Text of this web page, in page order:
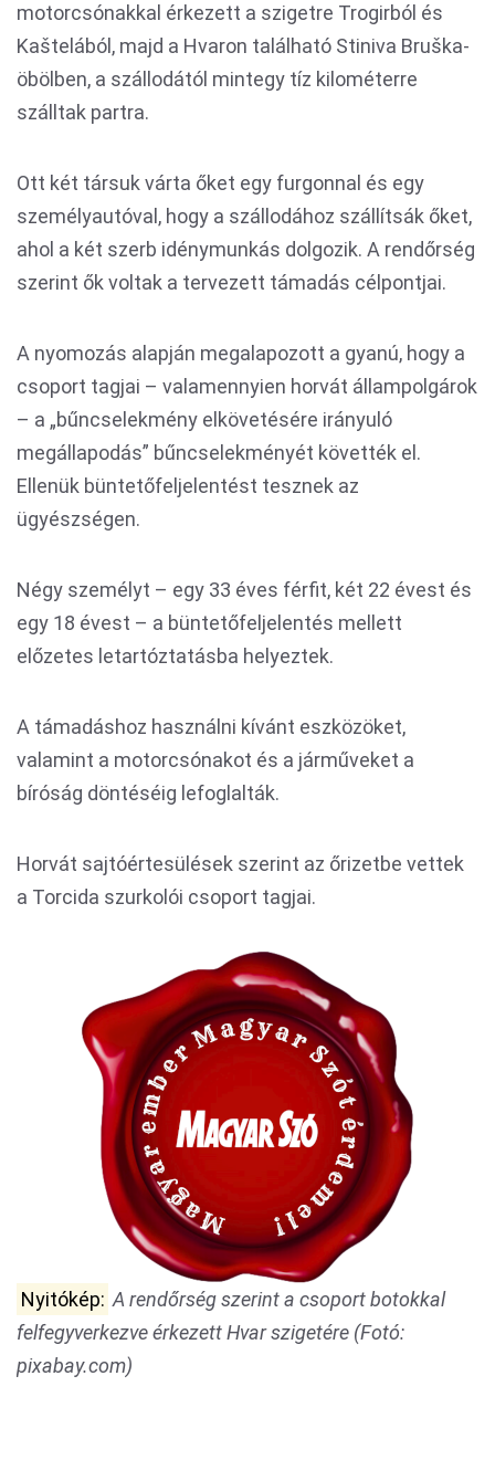
motorcsónakkal érkezett a szigetre Trogirból és
Kaštelából, majd a Hvaron található Stiniva Bruška-
öbölben, a szállodától mintegy tíz kilométerre
szálltak partra.
Ott két társuk várta őket egy furgonnal és egy
személyautóval, hogy a szállodához szállítsák őket,
ahol a két szerb idénymunkás dolgozik. A rendőrség
szerint ők voltak a tervezett támadás célpontjai.
A nyomozás alapján megalapozott a gyanú, hogy a
csoport tagjai – valamennyien horvát állampolgárok
– a „bűncselekmény elkövetésére irányuló
megállapodás” bűncselekményét követték el.
Ellenük büntetőfeljelentést tesznek az
ügyészségen.
Négy személyt – egy 33 éves férfit, két 22 évest és
egy 18 évest – a büntetőfeljelentés mellett
előzetes letartóztatásba helyeztek.
A támadáshoz használni kívánt eszközöket,
valamint a motorcsónakot és a járműveket a
bíróság döntéséig lefoglalták.
Horvát sajtóértesülések szerint az őrizetbe vettek
a Torcida szurkolói csoport tagjai.
Nyitókép: A rendőrség szerint a csoport botokkal
felfegyverkezve érkezett Hvar szigetére (Fotó:
pixabay.com)